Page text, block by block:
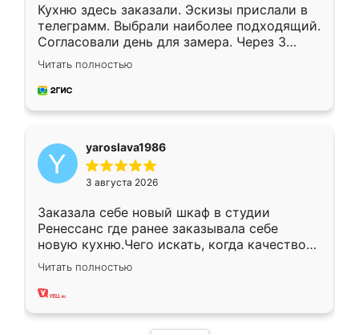
Кухню здесь заказали. Эскизы прислали в
телеграмм. Выбрали наиболее подходящий.
Согласовали день для замера. Через 3
недели кухня была уже готова. Остались
довольны работой. Спасибо Ренессанс
мебель за качественную работу!
Читать полностью
yaroslava1986
3 августа 2026
Заказала себе новый шкаф в студии
Ренессанс где ранее заказывала себе
новую кухню.Чего искать, когда качеством
вполне довольна. Служит кухня уже почти
два года, нареканий нет.
Читать полностью